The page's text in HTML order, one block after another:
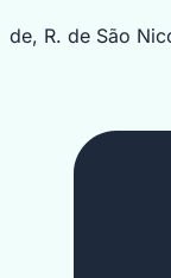
de, R. de São